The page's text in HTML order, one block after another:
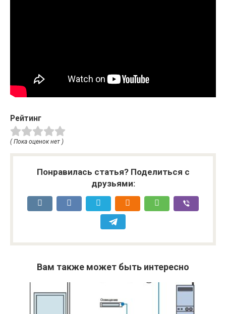
Рейтинг
( Пока оценок нет )
Понравилась статья? Поделиться с
друзьями:
Вам также может быть интересно